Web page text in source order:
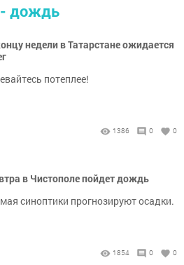
- дождь
недели в Татарстане ожидается
потеплее!
1386 0 0
в Чистополе пойдет дождь
синоптики прогнозируют осадки.
1854 0 0